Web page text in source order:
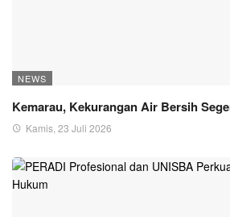
NEWS
Kemarau, Kekurangan Air Bersih
Kamis, 23 Juli 2026